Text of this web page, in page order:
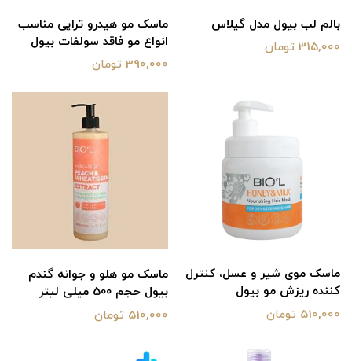
بالم لب بیول مدل گیلاس
315,000 تومان
ماسک مو هیدرو تراپی مناسب
انواع مو فاقد سولفات بیول
390,000 تومان
ماسک موی شیر و عسل، کنترل
کننده ریزش مو بیول
510,000 تومان
ماسک مو هلو و جوانه گندم
بیول حجم 500 میلی لیتر
510,000 تومان